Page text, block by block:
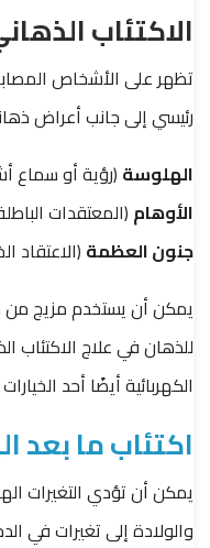
الاكتئاب
تظهر على الأشخاص
رئيسي إلى جانب أعراض
الهلوسة (رؤية أو سماع
الأوهام (المعتقدات
جنون العظمة (الاعتقاد
يمكن أن يستخدم مزيج من
للذهان في علاج الاكتئاب
الكهربائية أيضًا أحد
اكتئاب ما بعد
يمكن أن تؤدي التغيرات
والولادة إلى تغيرات في